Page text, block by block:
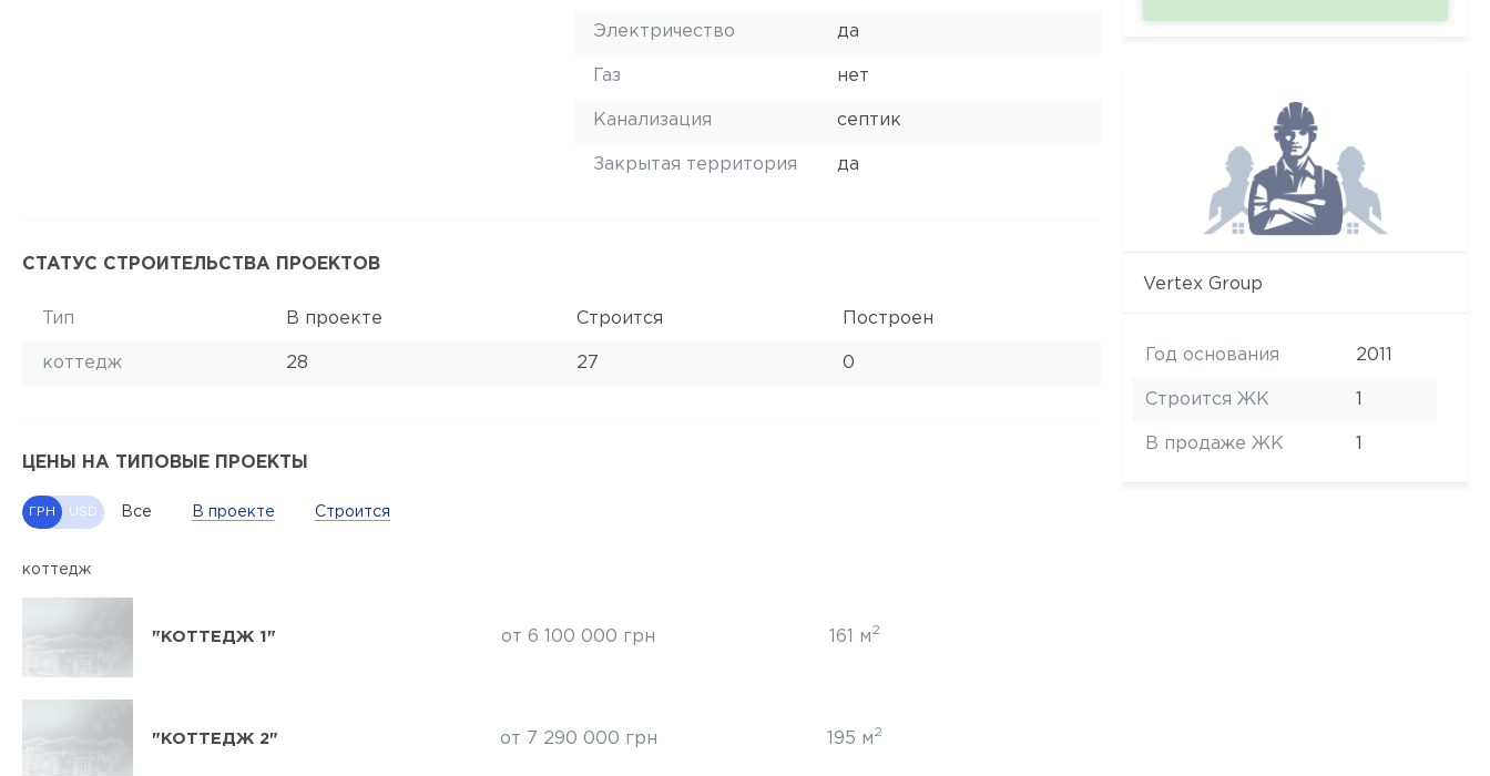
Электричество да
Газ нет
Канализация септик
Закрытая территория да
СТАТУС СТРОИТЕЛЬСТВА ПРОЕКТОВ
Тип В проекте Строится Построен
коттедж 28 27 0
ЦЕНЫ НА ТИПОВЫЕ ПРОЕКТЫ
ГРН USD Все В проекте Строится
коттедж
"КОТТЕДЖ 1" от 6 100 000 грн 161 м2
"КОТТЕДЖ 2" от 7 290 000 грн 195 м2
Vertex Group
Год основания 2011
Строится ЖК
В продаже ЖК